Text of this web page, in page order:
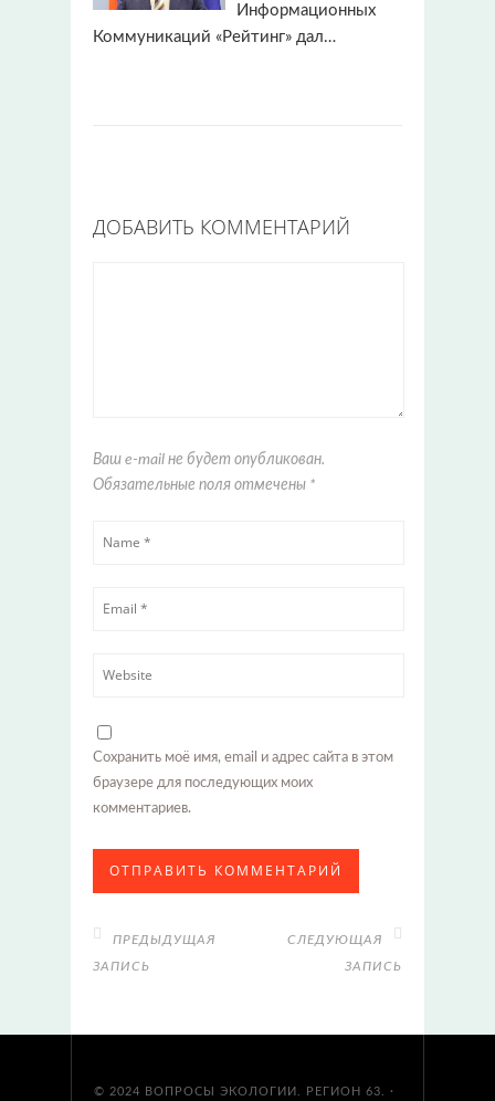
Информационных
Коммуникаций «Рейтинг» дал…
ДОБАВИТЬ КОММЕНТАРИЙ
Ваш e-mail не будет опубликован.
Обязательные поля отмечены *
Сохранить моё имя, email и адрес сайта в этом
браузере для последующих моих
комментариев.
ПРЕДЫДУЩАЯ
ЗАПИСЬ
СЛЕДУЮЩАЯ
ЗАПИСЬ
© 2024 ВОПРОСЫ ЭКОЛОГИИ. РЕГИОН 63. ·